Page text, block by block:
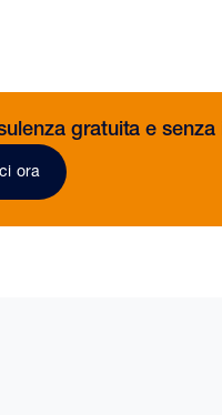
gratuita e senza
ora